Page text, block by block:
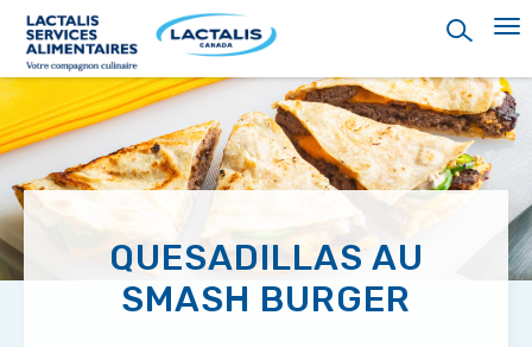
main
content
QUESADILLAS AU
SMASH BURGER